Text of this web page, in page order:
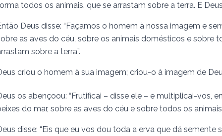
todos os animais, que se arrastam sobre a terra. E
Deus disse: “Façamos o homem à nossa imagem e
as aves do céu, sobre os animais domésticos e sobre
sobre a terra”.
criou o homem à sua imagem; criou-o à imagem de
os abençoou: “Frutificai – disse ele – e multiplicai-vos,
do mar, sobre as aves do céu e sobre todos os
disse: “Eis que eu vos dou toda a erva que dá